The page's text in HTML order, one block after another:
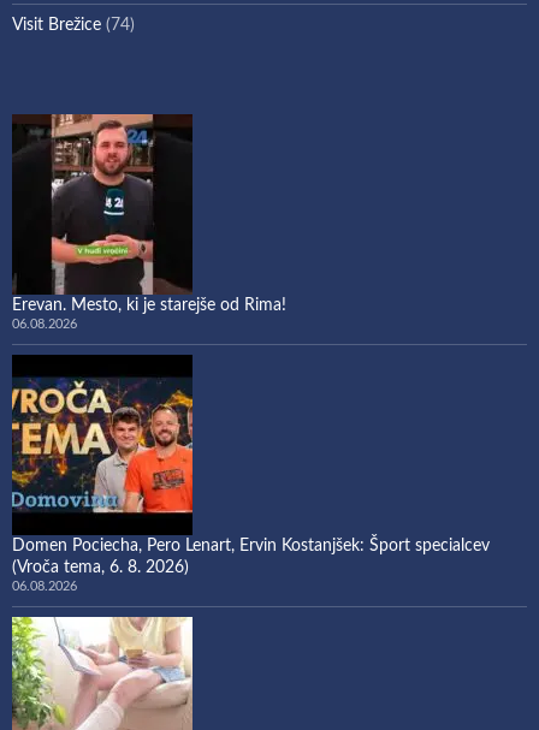
Visit Brežice (74)
Erevan. Mesto, ki je starejše od Rima!
06.08.2026
Domen Pociecha, Pero Lenart, Ervin Kostanjšek: Šport specialcev
(Vroča tema, 6. 8. 2026)
06.08.2026